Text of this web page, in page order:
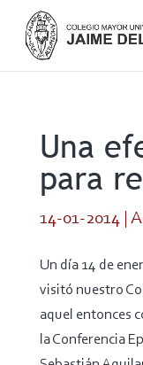
Una
para
14-01-2014|
Un día 14 de
visitó nuestro
aquel entonces
la Conferencia